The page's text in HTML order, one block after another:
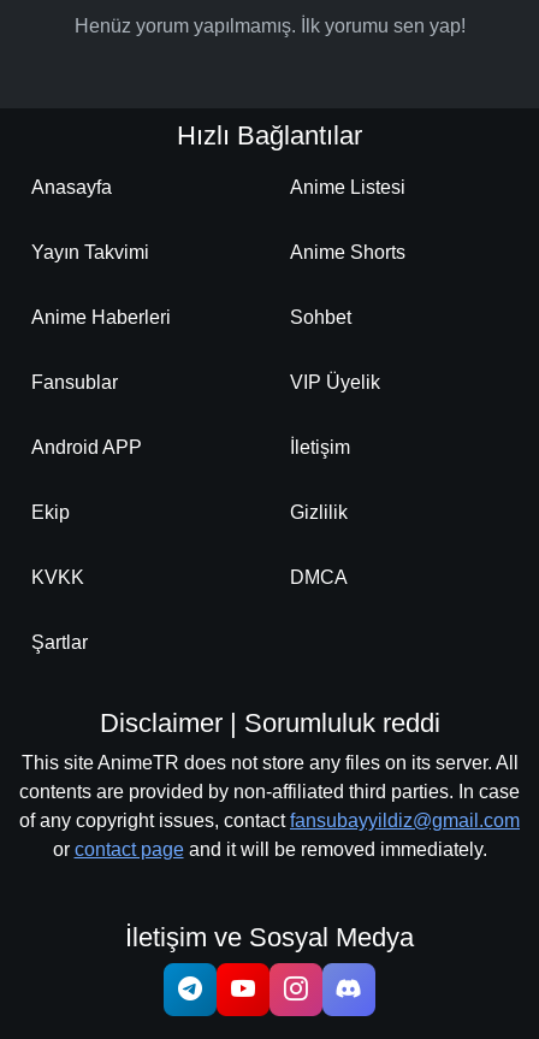
Henüz yorum yapılmamış. İlk yorumu sen yap!
Hızlı Bağlantılar
Anasayfa Anime Listesi
Yayın Takvimi Anime Shorts
Anime Haberleri Sohbet
Fansublar VIP Üyelik
Android APP İletişim
Ekip Gizlilik
KVKK DMCA
Şartlar
Disclaimer | Sorumluluk reddi
This site AnimeTR does not store any files on its server. All
contents are provided by non-affiliated third parties. In case
of any copyright issues, contactfansubayyildiz@gmail.com
or contact pageand it will be removed immediately.
İletişim ve Sosyal Medya